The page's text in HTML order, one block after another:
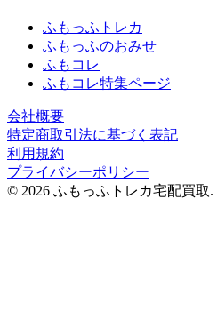
ふもっふトレカ
ふもっふのおみせ
ふもコレ
ふもコレ特集ページ
会社概要
特定商取引法に基づく表記
利用規約
プライバシーポリシー
© 2026 ふもっふトレカ宅配買取.